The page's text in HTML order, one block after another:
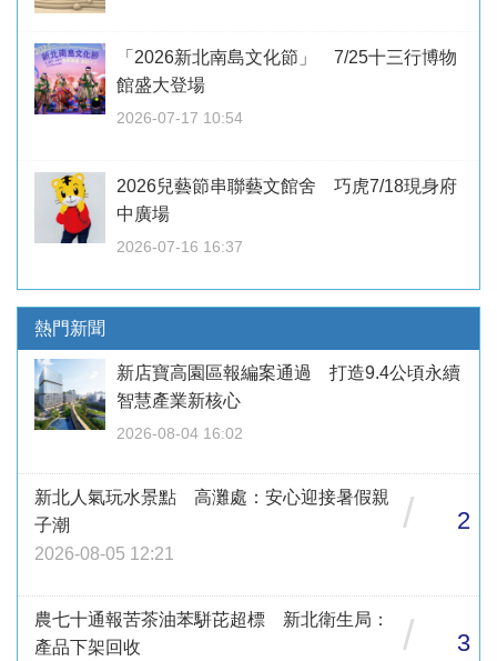
「2026新北南島文化節」 7/25十三行博物
館盛大登場
2026-07-17 10:54
2026兒藝節串聯藝文館舍 巧虎7/18現身府
中廣場
2026-07-16 16:37
熱門新聞
新店寶高園區報編案通過 打造9.4公頃永續
智慧產業新核心
2026-08-04 16:02
新北人氣玩水景點 高灘處：安心迎接暑假親
子潮
2026-08-05 12:21
/ 2
農七十通報苦茶油苯駢芘超標 新北衛生局：
產品下架回收
/ 3